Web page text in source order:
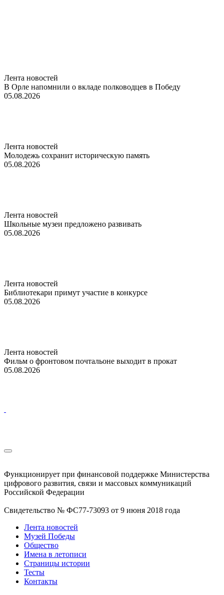
Лента новостей
В Орле напомнили о вкладе полководцев в Победу
05.08.2026
Лента новостей
Молодежь сохранит историческую память
05.08.2026
Лента новостей
Школьные музеи предложено развивать
05.08.2026
Лента новостей
Библиотекари примут участие в конкурсе
05.08.2026
Лента новостей
Фильм о фронтовом почтальоне выходит в прокат
05.08.2026
Функционирует при финансовой поддержке Министерства
цифрового развития, связи и массовых коммуникаций
Российской Федерации
Свидетельство № ФС77-73093 от 9 июня 2018 года
Лента новостей
Музей Победы
Общество
Имена в летописи
Страницы истории
Тесты
Контакты